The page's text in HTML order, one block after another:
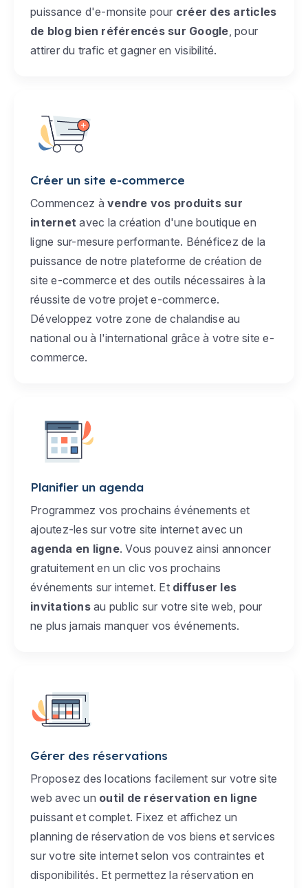
puissance d'e-monsite pour créer des articles
de blog bien référencés sur Google , pour
attirer du trafic et gagner en visibilité.
Créer un site e-commerce
Commencez à vendre vos produits sur
internet avec la création d'une boutique en
ligne sur-mesure performante. Bénéficez de la
puissance de notre plateforme de création de
site e-commerce et des outils nécessaires à la
réussite de votre projet e-commerce.
Développez votre zone de chalandise au
national ou à l'international grâce à votre site e-
commerce.
Planifier un agenda
Programmez vos prochains événements et
ajoutez-les sur votre site internet avec un
agenda en ligne. Vous pouvez ainsi annoncer
gratuitement en un clic vos prochains
événements sur internet. Et diffuser les
invitationsau public sur votre site web, pour
ne plus jamais manquer vos événements.
Gérer des réservations
Proposez des locations facilement sur votre site
web avec un outil de réservation en ligne
puissant et complet. Fixez et affichez un
planning de réservation de vos biens et services
sur votre site internet selon vos contraintes et
disponibilités. Et permettez la réservation en